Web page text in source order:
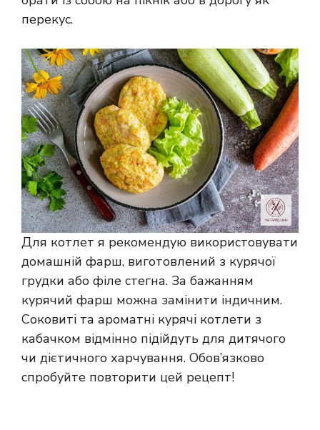
перекус.
Для котлет я рекомендую використовувати
домашній фарш, виготовлений з курячої
грудки або філе стегна. За бажанням
курячий фарш можна замінити індичним.
Соковиті та ароматні курячі котлети з
кабачком відмінно підійдуть для дитячого
чи дієтичного харчування. Обов’язково
спробуйте повторити цей рецепт!